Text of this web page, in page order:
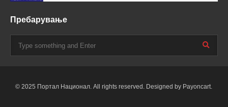
Пребарување
© 2025 Портал Национал. All rights reserved. Designed by Payoncart.